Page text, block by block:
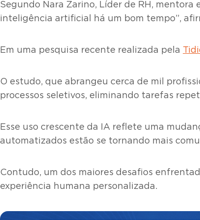
Segundo Nara Zarino, Líder de RH,
inteligência artificial há um bom tempo”,
Em uma pesquisa recente realizada pela
O estudo, que abrangeu cerca de mil
processos seletivos, eliminando tarefas
Esse uso crescente da IA reflete uma
automatizados estão se tornando mais
Contudo, um dos maiores desafios
experiência humana personalizada.